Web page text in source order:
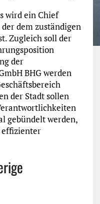
wird ein Chief
dem zuständigen
Zugleich soll der
der
BHG werden
der Stadt sollen
gebündelt werden,